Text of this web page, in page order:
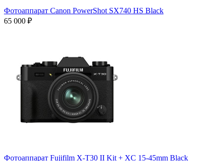
Фотоаппарат Canon PowerShot SX740 HS Black
65 000 ₽
Фотоаппарат Fujifilm X-T30 II Kit + XC 15-45mm Black